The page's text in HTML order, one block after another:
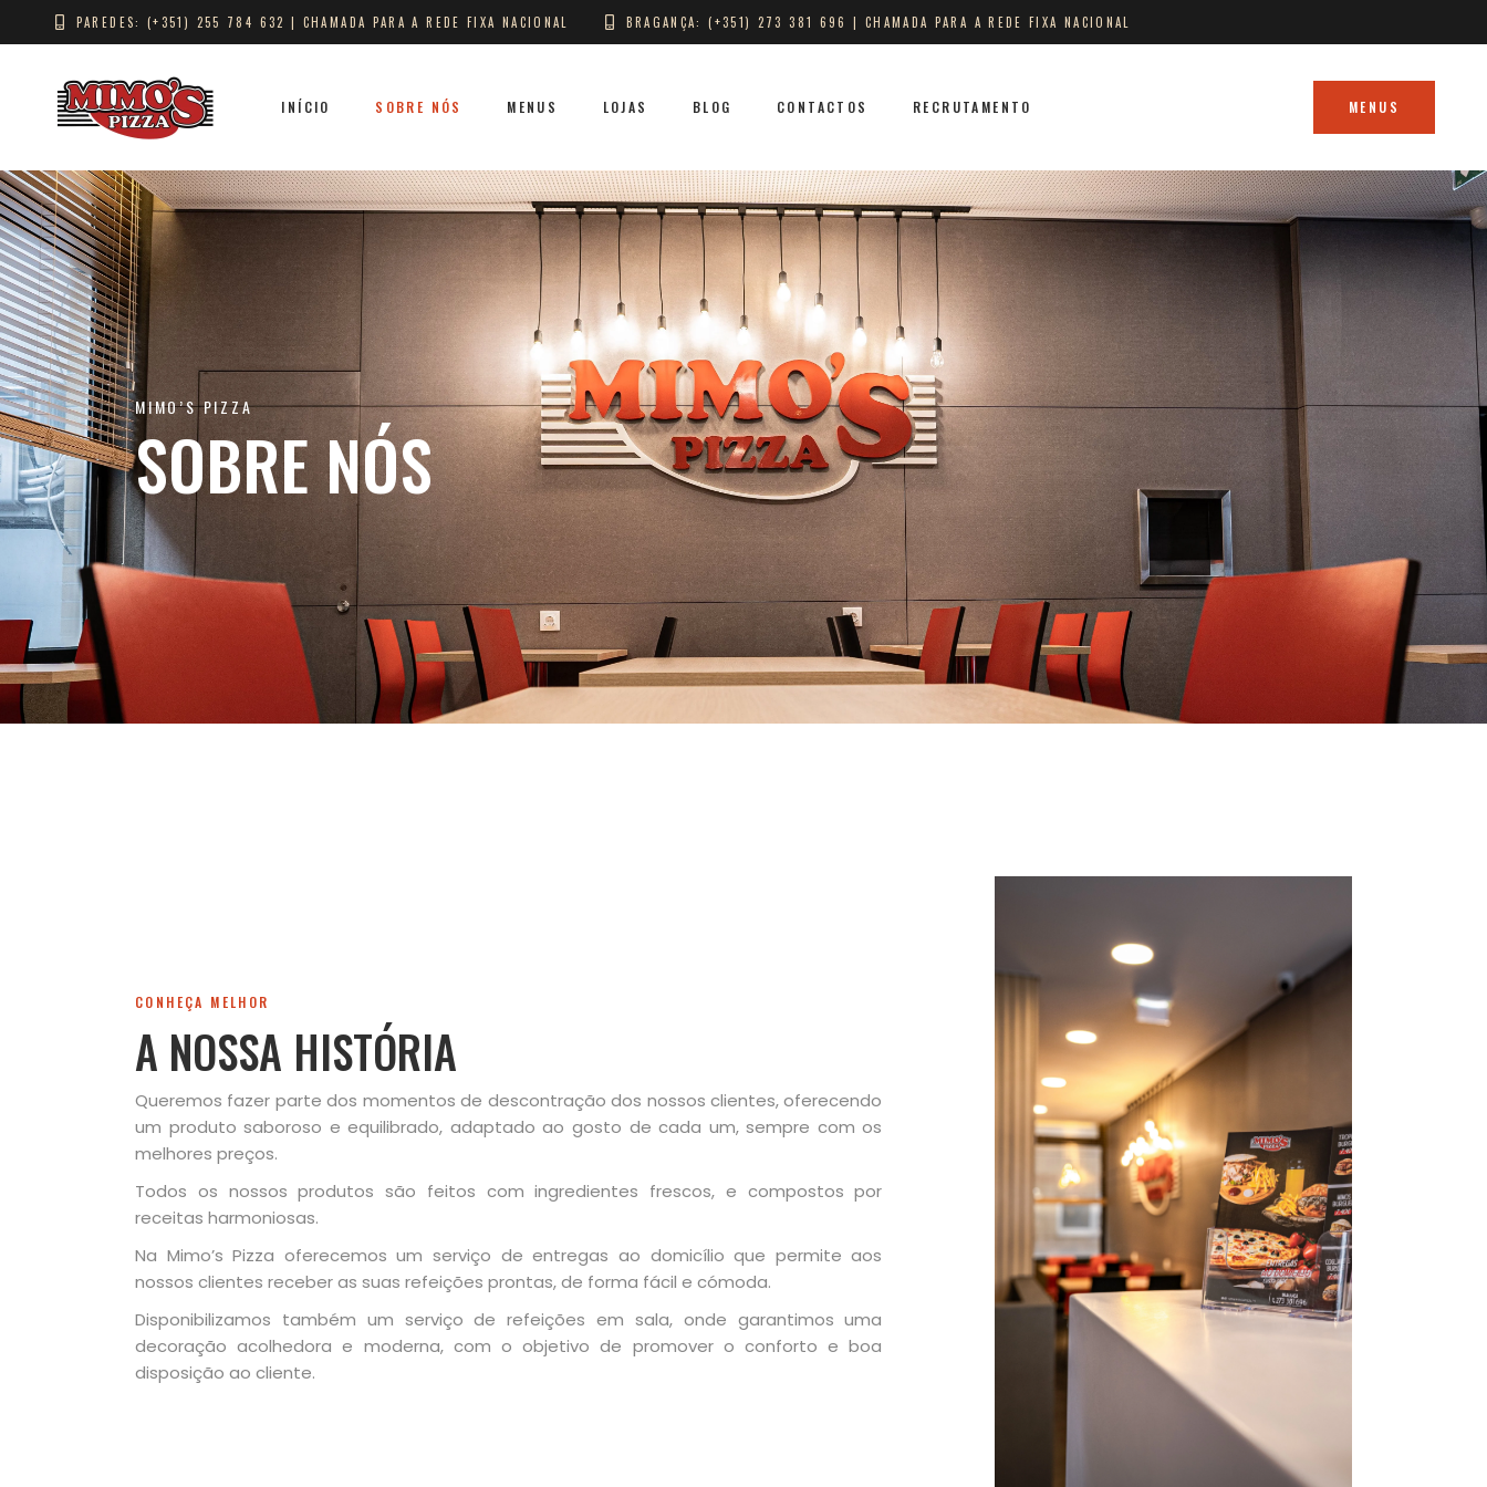
PAREDES: (+351) 255 784 632 | CHAMADA PARA A REDE FIXA NACIONAL BRAGANÇA: (+351) 273 381 696 | CHAMADA PARA A REDE FIXA NACIONAL
INÍCIO SOBRE NÓS MENUS LOJAS BLOG CONTACTOS RECRUTAMENTO MENUS
MIMO’S PIZZA
SOBRE NÓS
CONHEÇA MELHOR
A NOSSA HISTÓRIA
Queremos fazer parte dos momentos de descontração dos nossos clientes, oferecendo
um produto saboroso e equilibrado, adaptado ao gosto de cada um, sempre com os
melhores preços.
Todos os nossos produtos são feitos com ingredientes frescos, e compostos por
receitas harmoniosas.
Na Mimo’s Pizza oferecemos um serviço de entregas ao domicílio que permite aos
nossos clientes receber as suas refeições prontas, de forma fácil e cómoda.
Disponibilizamos também um serviço de refeições em sala, onde garantimos uma
decoração acolhedora e moderna, com o objetivo de promover o conforto e boa
disposição ao cliente.